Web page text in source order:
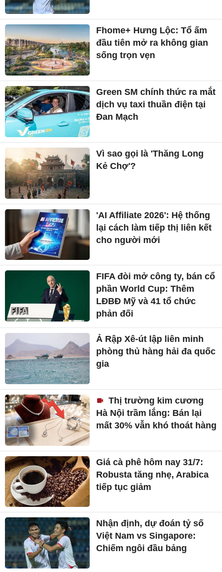
Fhome+ Hưng Lộc: Tổ ấm
đầu tiên mở ra không gian
sống trọn vẹn
Green SM chính thức ra mắt
dịch vụ taxi thuần điện tại
Đan Mạch
Vì sao gọi là 'Thăng Long
Kẻ Chợ'?
'AI Affiliate 2026': Hệ thống
lại cách làm tiếp thị liên kết
cho người mới
FIFA đòi mở công ty, bán cổ
phần World Cup: Thêm
LĐBĐ Mỹ và 41 tổ chức
phản đối
Ả Rập Xê-út lập liên minh
phòng thủ hàng hải đa quốc
gia
Thị trường kim cương
Hà Nội trầm lắng: Bán lại
mất 30% vẫn khó thoát hàng
Giá cà phê hôm nay 31/7:
Robusta tăng nhẹ, Arabica
tiếp tục giảm
Nhận định, dự đoán tỷ số
Việt Nam vs Singapore:
Chiếm ngôi đầu bảng